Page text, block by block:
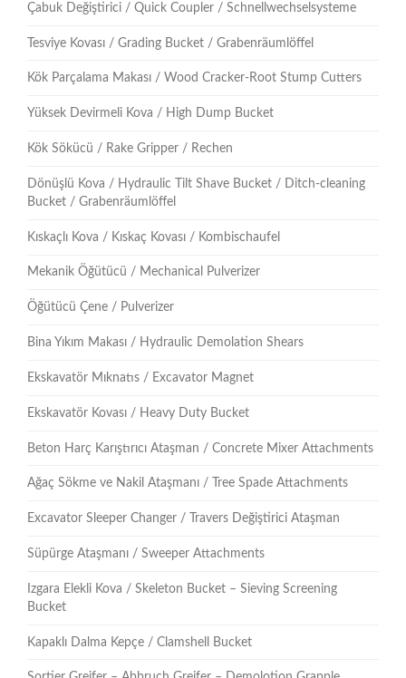
Çabuk Değiştirici / Quick Coupler / Schnellwechselsysteme
Tesviye Kovası / Grading Bucket / Grabenräumlöffel
Kök Parçalama Makası / Wood Cracker-Root Stump Cutters
Yüksek Devirmeli Kova / High Dump Bucket
Kök Sökücü / Rake Gripper / Rechen
Dönüşlü Kova / Hydraulic Tilt Shave Bucket / Ditch-cleaning
Bucket / Grabenräumlöffel
Kıskaçlı Kova / Kıskaç Kovası / Kombischaufel
Mekanik Öğütücü / Mechanical Pulverizer
Öğütücü Çene / Pulverizer
Bina Yıkım Makası / Hydraulic Demolation Shears
Ekskavatör Mıknatıs / Excavator Magnet
Ekskavatör Kovası / Heavy Duty Bucket
Beton Harç Karıştırıcı Ataşman / Concrete Mixer Attachments
Ağaç Sökme ve Nakil Ataşmanı / Tree Spade Attachments
Excavator Sleeper Changer / Travers Değiştirici Ataşman
Süpürge Ataşmanı / Sweeper Attachments
Izgara Elekli Kova / Skeleton Bucket – Sieving Screening
Bucket
Kapaklı Dalma Kepçe / Clamshell Bucket